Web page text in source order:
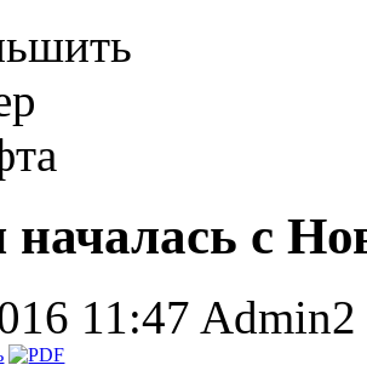
с
11:47 Admin2